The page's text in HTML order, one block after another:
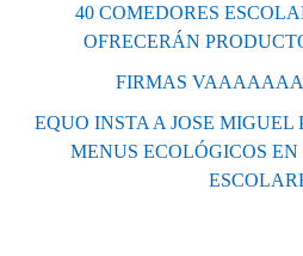
40 COMEDORES
OFRECERÁN
FIRMAS
EQUO INSTA A JOSE MIGUEL
MENUS ECOLÓGICOS